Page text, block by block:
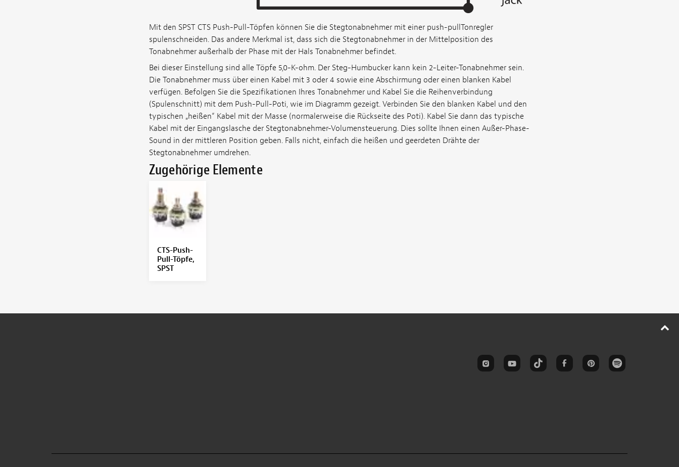
Mit den SPST CTS Push-Pull-Töpfen können Sie die Stegtonabnehmer mit einer push-pullTonregler
spulenschneiden. Das andere Merkmal ist, dass sich die Stegtonabnehmer in der Mittelposition des
Tonabnehmer außerhalb der Phase mit der Hals Tonabnehmer befindet.
Bei dieser Einstellung sind alle Töpfe 5,0-K-ohm. Der Steg-Humbucker kann kein 2-Leiter-Tonabnehmer sein.
Die Tonabnehmer muss über einen Kabel mit 3 oder 4 sowie eine Abschirmung oder einen blanken Kabel
verfügen. Befolgen Sie die Spezifikationen Ihres Tonabnehmer und Kabel Sie die Reihenverbindung
(Spulenschnitt) mit dem Push-Pull-Poti, wie im Diagramm gezeigt. Verbinden Sie den blanken Kabel und den
typischen „heißen“ Kabel mit der Masse (normalerweise die Rückseite des Poti). Kabel Sie dann das typische
Kabel mit der Eingangslasche der Stegtonabnehmer-Volumensteuerung. Dies sollte Ihnen einen Außer-Phase-
Sound in der mittleren Position geben. Falls nicht, einfach die heißen und geerdeten Drähte der
Stegtonabnehmer umdrehen.
Zugehörige Elemente
CTS-Push-
Pull-Töpfe,
SPST